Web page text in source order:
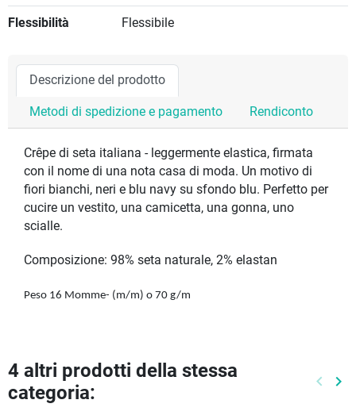
Flessibilità Flessibile
Descrizione del prodotto
Metodi di spedizione e pagamento Rendiconto
Crêpe di seta italiana - leggermente elastica, firmata
con il nome di una nota casa di moda. Un motivo di
fiori bianchi, neri e blu navy su sfondo blu. Perfetto per
cucire un vestito, una camicetta, una gonna, uno
scialle.
Composizione: 98% seta naturale, 2% elastan
Peso 16 Momme- (m/m) o 70 g/m
4 altri prodotti della stessa
categoria:
keyboard_arrow_left keyboard_arrow_right